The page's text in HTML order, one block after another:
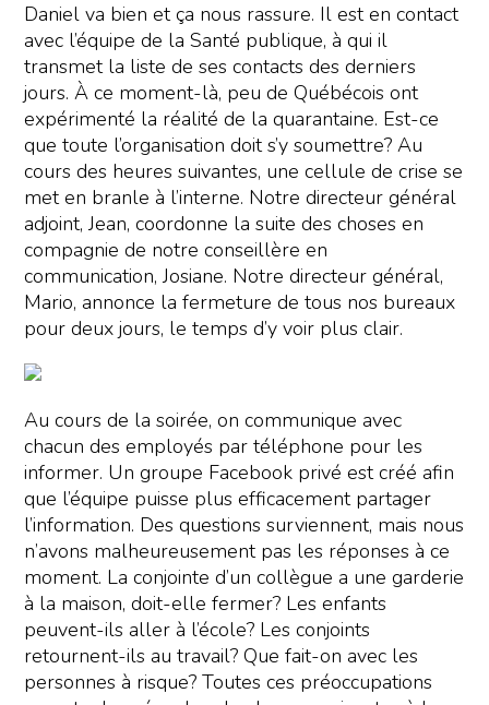
Daniel va bien et ça nous rassure. Il est en contact
avec l’équipe de la Santé publique, à qui il
transmet la liste de ses contacts des derniers
jours. À ce moment-là, peu de Québécois ont
expérimenté la réalité de la quarantaine. Est-ce
que toute l’organisation doit s’y soumettre? Au
cours des heures suivantes, une cellule de crise se
met en branle à l’interne. Notre directeur général
adjoint, Jean, coordonne la suite des choses en
compagnie de notre conseillère en
communication, Josiane. Notre directeur général,
Mario, annonce la fermeture de tous nos bureaux
pour deux jours, le temps d’y voir plus clair.
Au cours de la soirée, on communique avec
chacun des employés par téléphone pour les
informer. Un groupe Facebook privé est créé afin
que l’équipe puisse plus efficacement partager
l’information. Des questions surviennent, mais nous
n’avons malheureusement pas les réponses à ce
moment. La conjointe d’un collègue a une garderie
à la maison, doit-elle fermer? Les enfants
peuvent-ils aller à l’école? Les conjoints
retournent-ils au travail? Que fait-on avec les
personnes à risque? Toutes ces préoccupations